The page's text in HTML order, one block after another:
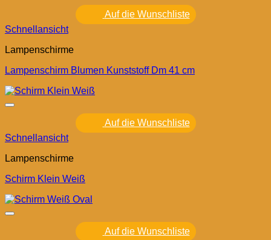
Auf die Wunschliste
Schnellansicht
Lampenschirme
Lampenschirm Blumen Kunststoff Dm 41 cm
Auf die Wunschliste
Schnellansicht
Lampenschirme
Schirm Klein Weiß
Auf die Wunschliste